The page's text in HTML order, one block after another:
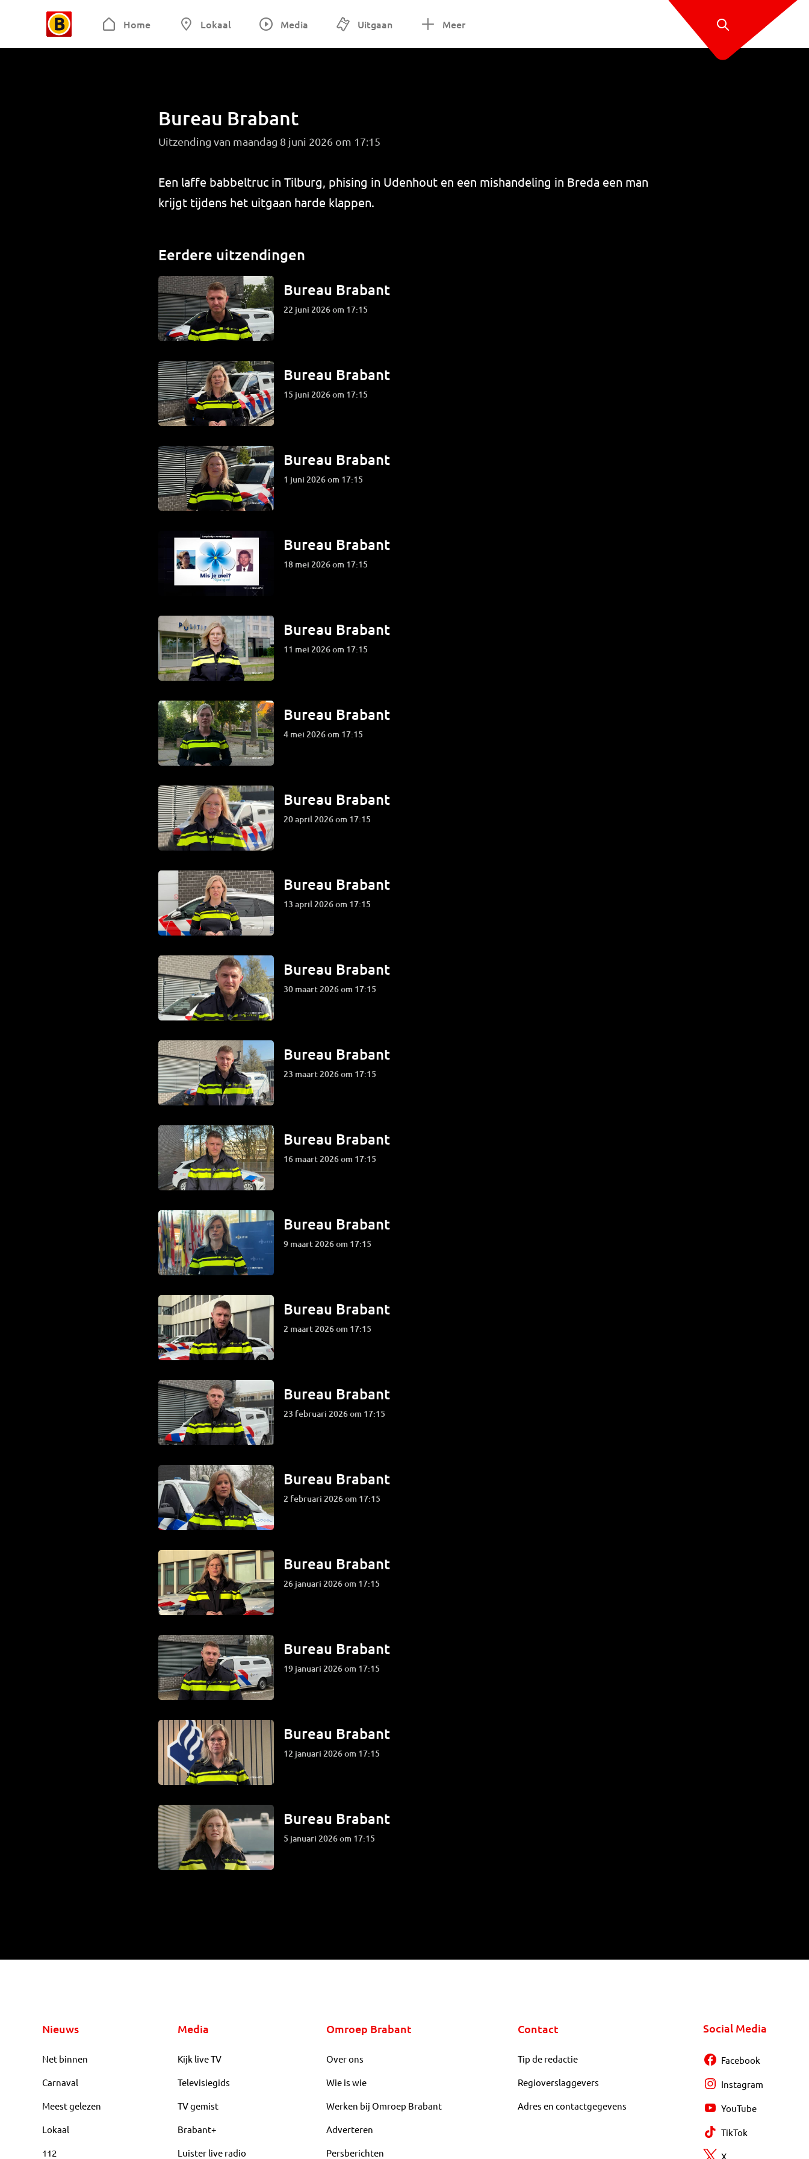
Home Lokaal Media Uitgaan Meer
Bureau Brabant
Uitzending van maandag 8 juni 2026 om 17:15
Een laffe babbeltruc in Tilburg, phising in Udenhout en een mishandeling in Breda een man
krijgt tijdens het uitgaan harde klappen.
Eerdere uitzendingen
Bureau Brabant
22 juni 2026 om 17:15
Bureau Brabant
15 juni 2026 om 17:15
Bureau Brabant
1 juni 2026 om 17:15
Bureau Brabant
18 mei 2026 om 17:15
Bureau Brabant
11 mei 2026 om 17:15
Bureau Brabant
4 mei 2026 om 17:15
Bureau Brabant
20 april 2026 om 17:15
Bureau Brabant
13 april 2026 om 17:15
Bureau Brabant
30 maart 2026 om 17:15
Bureau Brabant
23 maart 2026 om 17:15
Bureau Brabant
16 maart 2026 om 17:15
Bureau Brabant
9 maart 2026 om 17:15
Bureau Brabant
2 maart 2026 om 17:15
Bureau Brabant
23 februari 2026 om 17:15
Bureau Brabant
2 februari 2026 om 17:15
Bureau Brabant
26 januari 2026 om 17:15
Bureau Brabant
19 januari 2026 om 17:15
Bureau Brabant
12 januari 2026 om 17:15
Bureau Brabant
5 januari 2026 om 17:15
Nieuws
Net binnen
Carnaval
Meest gelezen
Lokaal
112
Media
Kijk live TV
Televisiegids
TV gemist
Brabant+
Luister live radio
Omroep Brabant
Over ons
Wie is wie
Werken bij Omroep Brabant
Adverteren
Persberichten
Contact
Tip de redactie
Regioverslaggevers
Adres en contactgegevens
Social Media
Facebook
Instagram
YouTube
TikTok
X